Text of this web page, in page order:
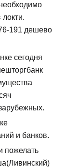
191 дешево
сегодня
и банков.
пожелать